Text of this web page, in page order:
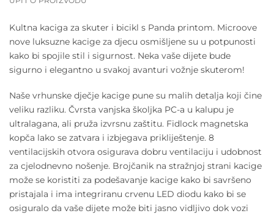
Kultna kaciga za skuter i bicikl s Panda printom. Microove
nove luksuzne kacige za djecu osmišljene su u potpunosti
kako bi spojile stil i sigurnost. Neka vaše dijete bude
sigurno i elegantno u svakoj avanturi vožnje skuterom!
Naše vrhunske dječje kacige pune su malih detalja koji čine
veliku razliku. Čvrsta vanjska školjka PC-a u kalupu je
ultralagana, ali pruža izvrsnu zaštitu. Fidlock magnetska
kopča lako se zatvara i izbjegava prikliještenje. 8
ventilacijskih otvora osigurava dobru ventilaciju i udobnost
za cjelodnevno nošenje. Brojčanik na stražnjoj strani kacige
može se koristiti za podešavanje kacige kako bi savršeno
pristajala i ima integriranu crvenu LED diodu kako bi se
osiguralo da vaše dijete može biti jasno vidljivo dok vozi